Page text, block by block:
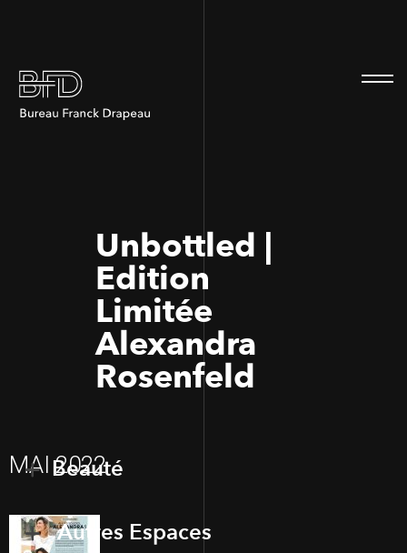
Unbottled |
Edition
Limitée
Alexandra
Rosenfeld
MAI 2022
Beauté
Autres Espaces